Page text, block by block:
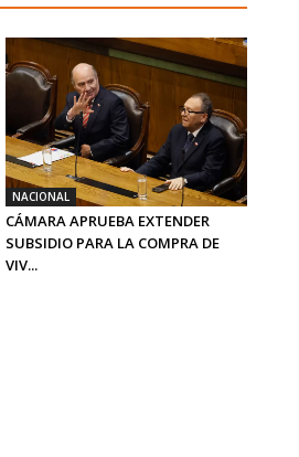
NACIONAL
CÁMARA APRUEBA EXTENDER
SUBSIDIO PARA LA COMPRA DE
VIV...